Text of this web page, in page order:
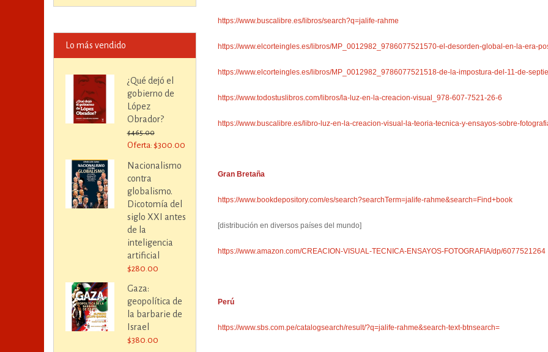
Lo más vendido
¿Qué dejó el
gobierno de
López
Obrador?
$465.00
Oferta: $300.00
Nacionalismo
contra
globalismo.
Dicotomía del
siglo XXI antes
de la
inteligencia
artificial
$280.00
Gaza:
geopolítica de
la barbarie de
Israel
$380.00
https://www.buscalibre.es/libros/search?q=jalife-rahme
https://www.elcorteingles.es/libros/MP_0012982_9786077521570-el-desorden-global-en-la-era-
https://www.elcorteingles.es/libros/MP_0012982_9786077521518-de-la-impostura-del-11-de-
https://www.todostuslibros.com/libros/la-luz-en-la-creacion-visual_978-607-7521-26-6
https://www.buscalibre.es/libro-luz-en-la-creacion-visual-la-teoria-tecnica-y-ensayos-sobre-
Gran Bretaña
https://www.bookdepository.com/es/search?searchTerm=jalife-rahme&search=Find+book
[distribución en diversos países del mundo]
https://www.amazon.com/CREACION-VISUAL-TECNICA-ENSAYOS-FOTOGRAFIA/dp/6077521264
Perú
https://www.sbs.com.pe/catalogsearch/result/?q=jalife-rahme&search-text-btnsearch=